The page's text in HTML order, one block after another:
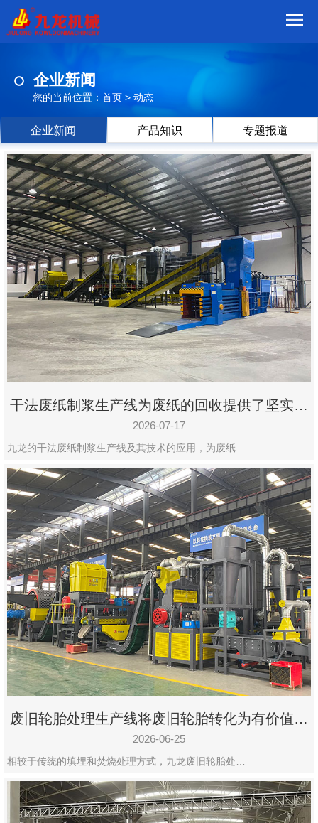
品
视
频
现
场
方
案
动
态联
系
郑
州
市
设
有
限
公
司
豫
ICP
备
19020390
号-1
企业新闻
您的当前位置： 首页 > 动态
企业新闻 产品知识 专题报道
干法废纸制浆生产线为废纸的回收提供了坚实的
保障
2026-07-17
九龙的干法废纸制浆生产线及其技术的应用，为废纸…
废旧轮胎处理生产线将废旧轮胎转化为有价值的
资源
2026-06-25
相较于传统的填埋和焚烧处理方式，九龙废旧轮胎处…